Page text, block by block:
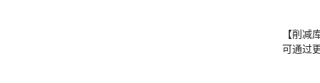
【削减
可通过